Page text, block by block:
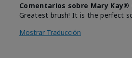
Comentarios sobre Mary Kay®
Greatest brush! It is the perfect
Mostrar Traducción